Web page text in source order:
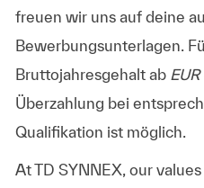
freuen wir uns auf deine
Bewerbungsunterlagen.
Bruttojahresgehalt ab
Überzahlung bei
Qualifikation ist möglich.
At TD SYNNEX, our